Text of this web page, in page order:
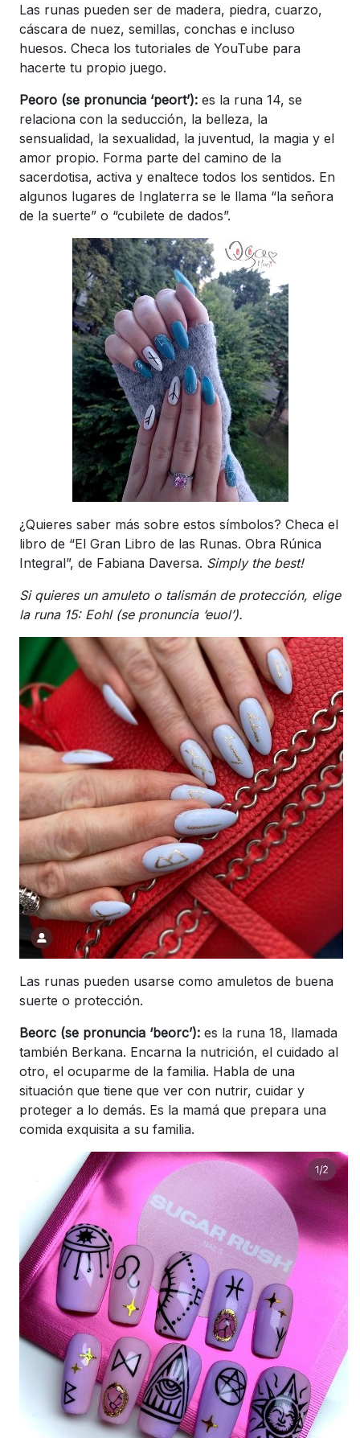
Las runas pueden ser de madera, piedra, cuarzo,
cáscara de nuez, semillas, conchas e incluso
huesos. Checa los tutoriales de YouTube para
hacerte tu propio juego.
Peoro (se pronuncia ‘peort’): es la runa 14, se
relaciona con la seducción, la belleza, la
sensualidad, la sexualidad, la juventud, la magia y el
amor propio. Forma parte del camino de la
sacerdotisa, activa y enaltece todos los sentidos. En
algunos lugares de Inglaterra se le llama “la señora
de la suerte” o “cubilete de dados”.
¿Quieres saber más sobre estos símbolos? Checa el
libro de “El Gran Libro de las Runas. Obra Rúnica
Integral”, de Fabiana Daversa. Simply the best!
Si quieres un amuleto o talismán de protección, elige
la runa 15: Eohl (se pronuncia ‘euol’).
Las runas pueden usarse como amuletos de buena
suerte o protección.
Beorc (se pronuncia ‘beorc’): es la runa 18, llamada
también Berkana. Encarna la nutrición, el cuidado al
otro, el ocuparme de la familia. Habla de una
situación que tiene que ver con nutrir, cuidar y
proteger a lo demás. Es la mamá que prepara una
comida exquisita a su familia.